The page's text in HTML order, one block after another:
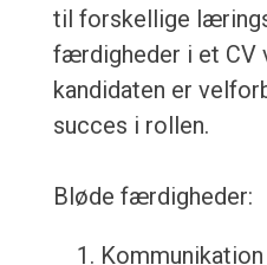
til forskellige
færdigheder i et CV
kandidaten er
succes i rollen.
Bløde færdigheder:
Kommunikation